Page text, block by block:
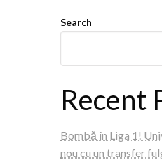
Search
Recent
Bombă în Liga 1!
nou cu un transfer